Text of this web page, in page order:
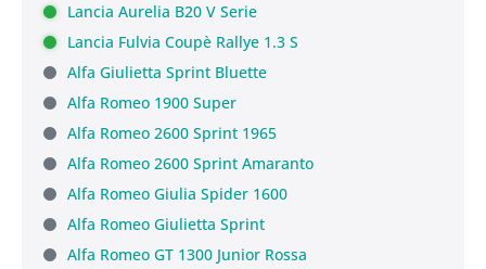
Lancia Aurelia B20 V Serie
Lancia Fulvia Coupè Rallye 1.3 S
Alfa Giulietta Sprint Bluette
Alfa Romeo 1900 Super
Alfa Romeo 2600 Sprint 1965
Alfa Romeo 2600 Sprint Amaranto
Alfa Romeo Giulia Spider 1600
Alfa Romeo Giulietta Sprint
Alfa Romeo GT 1300 Junior Rossa